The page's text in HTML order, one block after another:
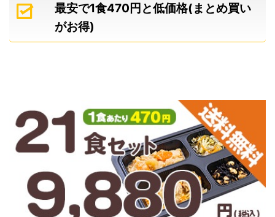
最安で1食470円と低価格(まとめ買い
がお得)